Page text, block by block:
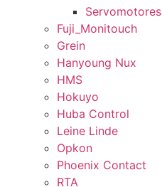
Servomotores
Fuji_Monitouch
Grein
Hanyoung Nux
HMS
Hokuyo
Huba Control
Leine Linde
Opkon
Phoenix Contact
RTA